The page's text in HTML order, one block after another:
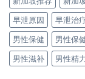
早泄原因
早泄治
男性保健
男性保
男性滋补
男性精力